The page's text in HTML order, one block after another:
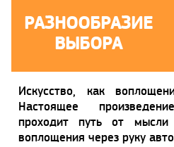
РАЗНООБРАЗИЕ
ВЫБОРА
Искусство, как
Настоящее
проходит путь от
воплощения через руку